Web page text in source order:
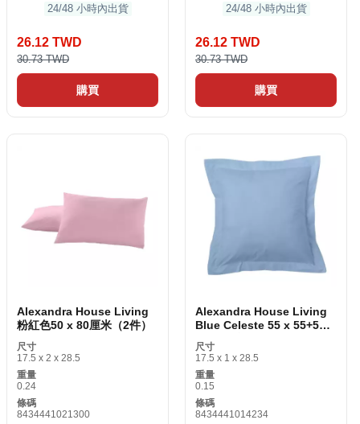
24/48 小時內出貨
26.12 TWD
30.73 TWD
購買
24/48 小時內出貨
26.12 TWD
30.73 TWD
購買
Alexandra House Living
粉紅色50 x 80厘米（2件）
尺寸
17.5 x 2 x 28.5
重量
0.24
條碼
8434441021300
Alexandra House Living
Blue Celeste 55 x 55+5
cm枕頭盒
尺寸
17.5 x 1 x 28.5
重量
0.15
條碼
8434441014234